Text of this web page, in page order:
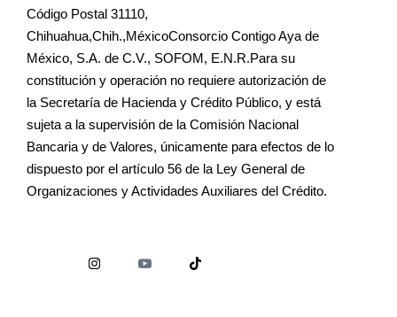
Código Postal 31110,
Chihuahua,Chih.,MéxicoConsorcio Contigo Aya de
México, S.A. de C.V., SOFOM, E.N.R.Para su
constitución y operación no requiere autorización de
la Secretaría de Hacienda y Crédito Público, y está
sujeta a la supervisión de la Comisión Nacional
Bancaria y de Valores, únicamente para efectos de lo
dispuesto por el artículo 56 de la Ley General de
Organizaciones y Actividades Auxiliares del Crédito.